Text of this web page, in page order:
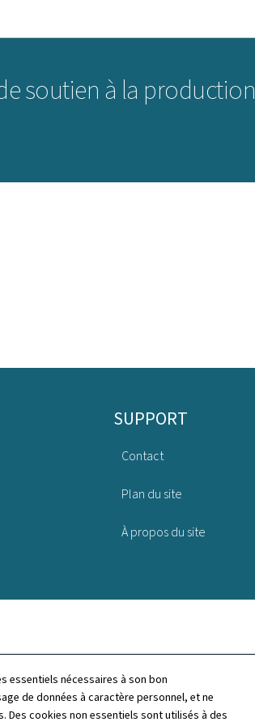
essentiels nécessaires à son bon
de données à caractère personnel, et ne
Des cookies non essentiels sont utilisés à des
soutien à la production
SUPPORT
Contact
Plan du site
À propos du site